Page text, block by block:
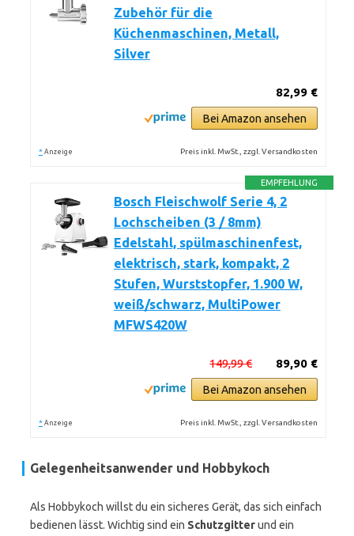
Zubehör für die
Küchenmaschinen, Metall,
Silver
82,99 €
Bei Amazon ansehen
* Anzeige Preis inkl. MwSt., zzgl. Versandkosten
EMPFEHLUNG
Bosch Fleischwolf Serie 4, 2
Lochscheiben (3 / 8mm)
Edelstahl, spülmaschinenfest,
elektrisch, stark, kompakt, 2
Stufen, Wurststopfer, 1.900 W,
weiß/schwarz, MultiPower
MFWS420W
89,90 €
149,99 €
Bei Amazon ansehen
* Anzeige Preis inkl. MwSt., zzgl. Versandkosten
Gelegenheitsanwender und Hobbykoch
Als Hobbykoch willst du ein sicheres Gerät, das sich einfach
bedienen lässt. Wichtig sind ein Schutzgitterund ein